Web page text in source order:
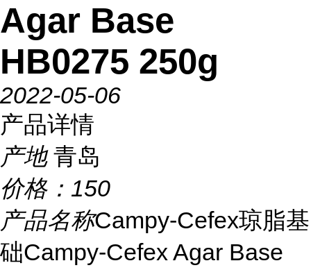
Agar Base
HB0275 250g
2022-05-06
产品详情
产地 青岛
价格： 150
产品名称Campy-Cefex琼脂基
础Campy-Cefex Agar Base